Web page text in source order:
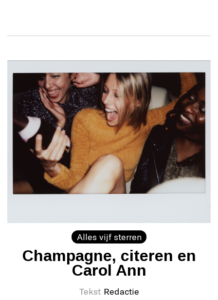
Alles vijf sterren
Champagne, citeren en
Carol Ann
Tekst Redactie